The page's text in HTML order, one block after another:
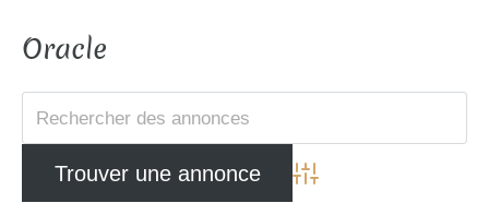
Oracle
Advanced Search